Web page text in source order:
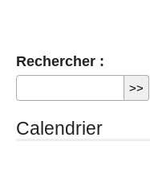
Rechercher :
Calendrier